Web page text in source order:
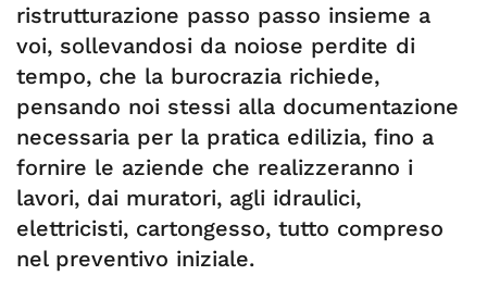
ristrutturazione passo passo insieme a
voi, sollevandosi da noiose perdite di
tempo, che la burocrazia richiede,
pensando noi stessi alla documentazione
necessaria per la pratica edilizia, fino a
fornire le aziende che realizzeranno i
lavori, dai muratori, agli idraulici,
elettricisti, cartongesso, tutto compreso
nel preventivo iniziale.